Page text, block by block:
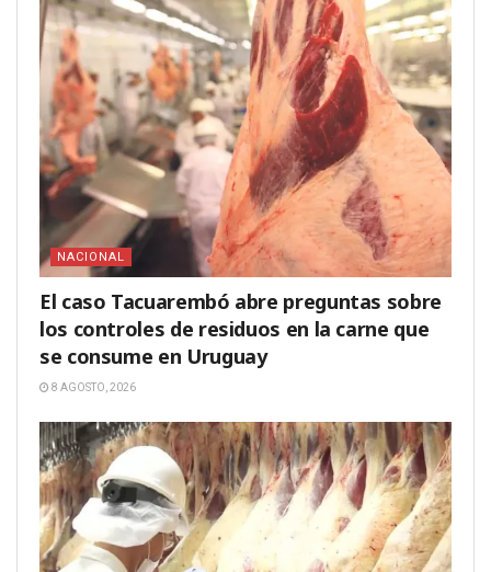
NACIONAL
El caso Tacuarembó abre preguntas sobre
los controles de residuos en la carne que
se consume en Uruguay
8 AGOSTO, 2026